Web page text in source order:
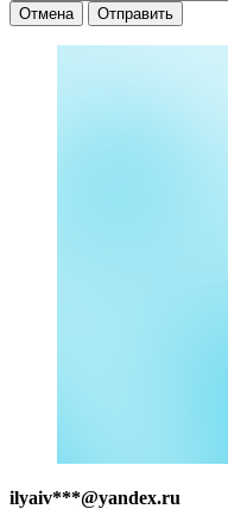
Отмена Отправить
ilyaiv***@yandex.ru